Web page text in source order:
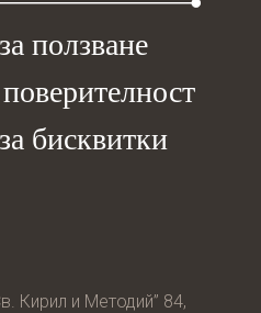
ползване
бисквитки
Кирил и Методий” 84,